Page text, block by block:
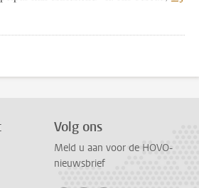
WhatsApp
via Mastodon
Volg ons
Meld u aan voor de HOVO-
nieuwsbrief